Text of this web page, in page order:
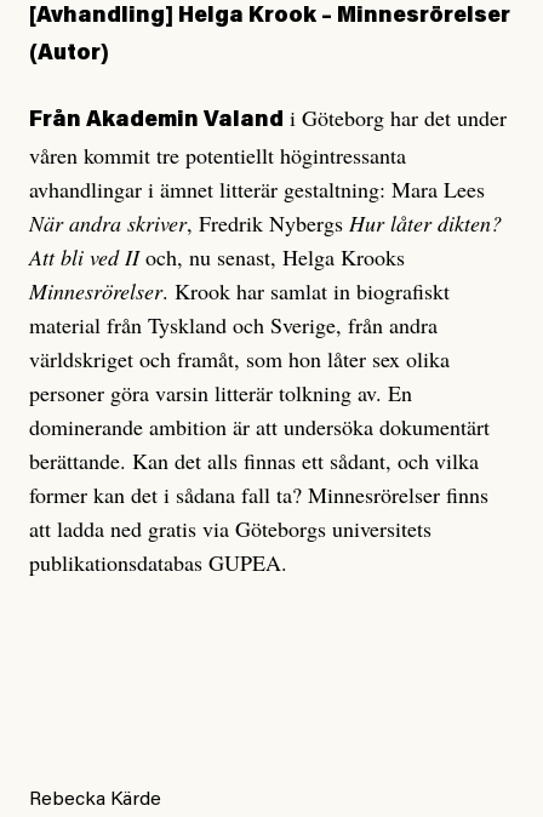
[Avhandling] Helga Krook – Minnesrörelser
(Autor)
Från Akademin Valand i Göteborg har det under
våren kommit tre potentiellt högintressanta
avhandlingar i ämnet litterär gestaltning: Mara Lees
När andra skriver, Fredrik Nybergs Hur låter dikten?
Att bli ved IIoch, nu senast, Helga Krooks
Minnesrörelser. Krook har samlat in biografiskt
material från Tyskland och Sverige, från andra
världskriget och framåt, som hon låter sex olika
personer göra varsin litterär tolkning av. En
dominerande ambition är att undersöka dokumentärt
berättande. Kan det alls finnas ett sådant, och vilka
former kan det i sådana fall ta? Minnesrörelser finns
att ladda ned gratis via Göteborgs universitets
publikations­databas GUPEA.
Rebecka Kärde